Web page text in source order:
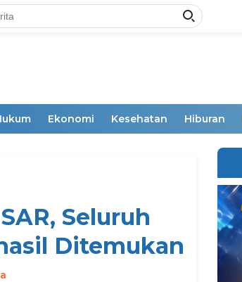
Ekonomi Kesehatan Hiburan
Seluruh
Ditemukan